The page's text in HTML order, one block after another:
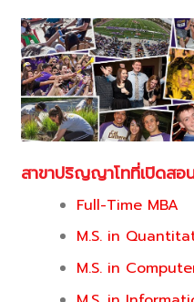
สาขาปริญญาโทที่เปิดสอ
Full-Time MBA
M.S. in
M.S. in